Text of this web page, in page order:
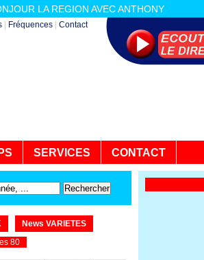
LA REGION AVEC ANTHONY
Fréquences Contact
SERVICES CONTACT
News VARIETES
80